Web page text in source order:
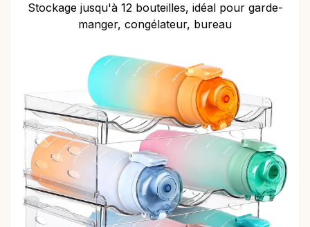
Stockage jusqu'à 12 bouteilles, idéal pour garde-
manger, congélateur, bureau